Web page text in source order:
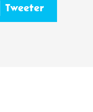
Tweeter